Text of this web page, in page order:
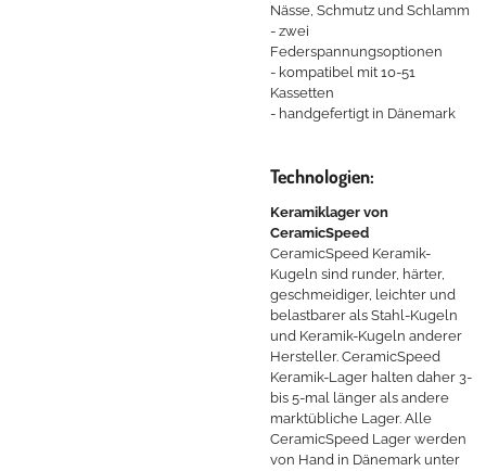
Nässe, Schmutz und Schlamm
- zwei
Federspannungsoptionen
- kompatibel mit 10-51
Kassetten
- handgefertigt in Dänemark
Technologien:
Keramiklager von
CeramicSpeed
CeramicSpeed Keramik-
Kugeln sind runder, härter,
geschmeidiger, leichter und
belastbarer als Stahl-Kugeln
und Keramik-Kugeln anderer
Hersteller. CeramicSpeed
Keramik-Lager halten daher 3-
bis 5-mal länger als andere
marktübliche Lager. Alle
CeramicSpeed Lager werden
von Hand in Dänemark unter